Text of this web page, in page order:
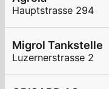
Hauptstrasse 294
Migrol Tankstelle
Luzernerstrasse 2